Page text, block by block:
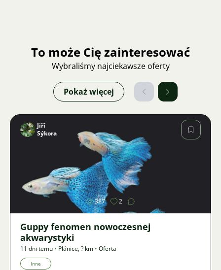
To może Cię zainteresować
Wybraliśmy najciekawsze oferty
Pokaż więcej
Zdjęcie
Jiří
Sýkora
387 2
Guppy fenomen nowoczesnej
akwarystyki
11 dni temu • Plánice,? km • Oferta
Inne